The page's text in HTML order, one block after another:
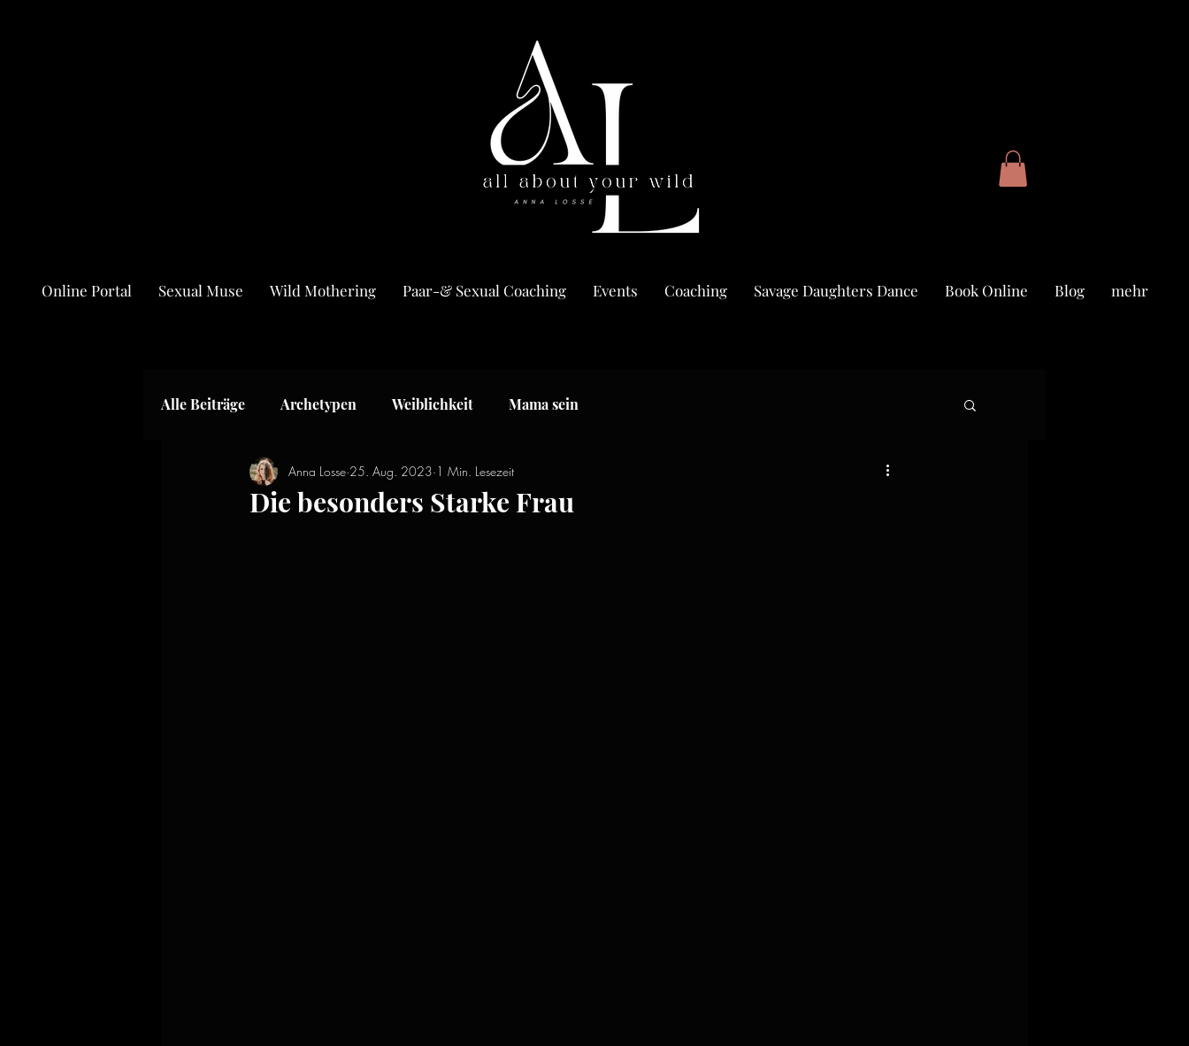
Online Portal Sexual Muse Wild Mothering Paar-& Sexual Coaching Events Coaching Savage Daughters Dance Book Online Blog mehr
Alle Beiträge Archetypen Weiblichkeit Mama sein
Die besonders Starke Frau
Anna Losse 25. Aug. 2023 1 Min. Lesezeit